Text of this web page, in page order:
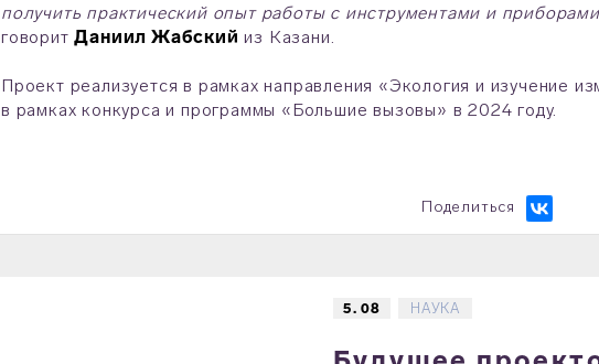
получить практический опыт работы с инструментами и
говоритДаниил Жабский из Казани.
Проект реализуется в рамках направления «Экология и изучение
в рамках конкурса и программы «Большие вызовы» в 2024 году.
Поделиться
5. 08 НАУКА